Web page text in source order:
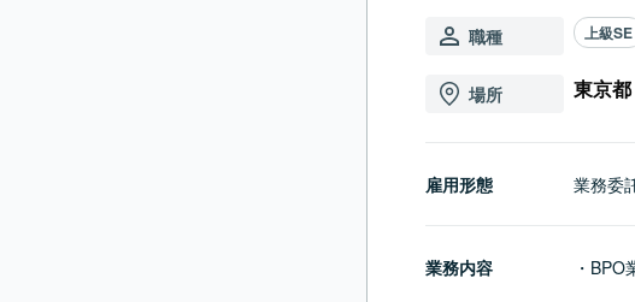
職種 上級SE
場所 東京都
雇用形態 業務委
業務内容
・